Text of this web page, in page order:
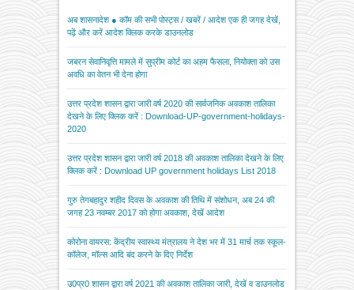
अब शासनादेश ● कॉम की सभी पोस्ट्स / खबरें / आदेश एक ही जगह देखें,
पढ़ें और करें आदेश क्लिक करके डाउनलोड
जबरन सेवानिवृत्ति मामले में सुप्रीम कोर्ट का अहम फैसला, नियोक्ता को उस
अवधि का वेतन भी देना होगा
उत्तर प्रदेश शासन द्वारा जारी वर्ष 2020 की सार्वजनिक अवकाश तालिका
देखने के लिए क्लिक करें : Download-UP-government-holidays-
2020
उत्तर प्रदेश शासन द्वारा जारी वर्ष 2018 की अवकाश तालिका देखने के लिए
क्लिक करें : Download UP government holidays List 2018
गुरु तेगबहादुर शहीद दिवस के अवकाश की तिथि में संशोधन, अब 24 की
जगह 23 नवम्बर 2017 को होगा अवकाश, देखें आदेश
कोरोना वायरस: केंद्रीय स्वास्थ्य मंत्रालय ने देश भर में 31 मार्च तक स्कूल-
कॉलेज, मॉल्स आदि बंद करने के दिए निर्देश
उ0प्र0 शासन द्वारा वर्ष 2021 की अवकाश तालिका जारी, देखें व डाउनलोड